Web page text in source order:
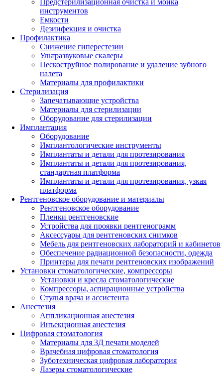
инструментов
Емкости
Дезинфекция и очистка
Профилактика
Снижение гиперестезии
Ультразвуковые скалеры
Пескоструйное полирование и удаление зубного
налета
Материалы для профилактики
Стерилизация
Запечатывающие устройства
Материалы для стерилизации
Оборудование для стерилизации
Имплантация
Оборудование
Имплантологические инструменты
Имплантаты и детали для протезирования
Имплантаты и детали для протезирования,
стандартная платформа
Имплантаты и детали для протезирования, узкая
платформа
Рентгеновское оборудование и материалы
Рентгеновское оборудование
Пленки рентгеновские
Устройства для проявки рентгенограмм
Аксессуары для рентгеновских снимков
Мебель для рентгеновских лабораторий и кабинетов
Обеспечение радиационной безопасности, одежда
Принтеры для печати рентгеновских изображений
Установки стоматологические, компрессоры
Установки и кресла стоматологические
Компрессоры, аспирационные устройства
Стулья врача и ассистента
Анестезия
Аппликационная анестезия
Инъекционная анестезия
Цифровая стоматология
Материалы для 3Д печати моделей
Врачебная цифровая стоматология
Зуботехническая цифровая лаборатория
Лазеры стоматологические